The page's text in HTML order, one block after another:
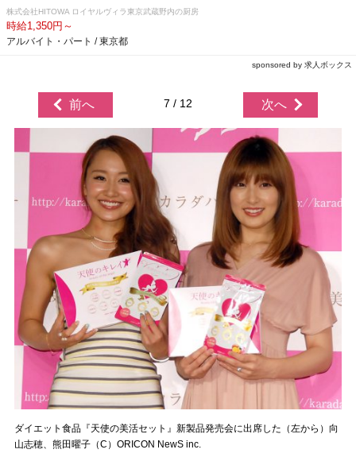
株式会社HITOWA ロイヤルヴィラ東京武蔵野内の厨房
時給1,350円～
アルバイト・パート / 東京都
sponsored by 求人ボックス
前へ 7 / 12 次へ
ダイエット食品『天使の美活セット』新製品発売会に出席した（左から）向
山志穂、熊田曜子（C）ORICON NewS inc.